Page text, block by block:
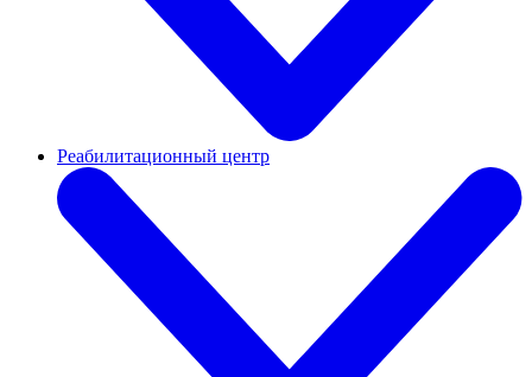
Реабилитационный центр